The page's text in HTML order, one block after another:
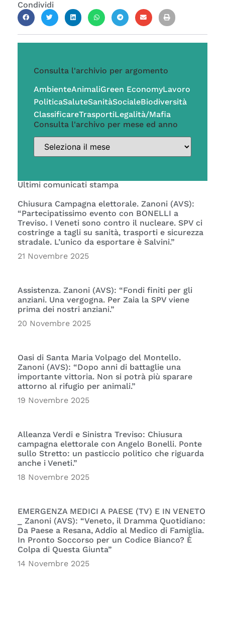
Condividi
Consulta l'archivio per argomento
AmbienteAnimaliGreen EconomyLavoro
PoliticaSaluteSanitàSocialeBiodiversità
ClassificareTrasportiLegalità/Mafia
Consulta l'archivo per mese ed anno
Ultimi comunicati stampa
Chiusura Campagna elettorale. Zanoni (AVS):
“Partecipatissimo evento con BONELLI a
Treviso. I Veneti sono contro il nucleare. SPV ci
costringe a tagli su sanità, trasporti e sicurezza
stradale. L’unico da esportare è Salvini.”
21 Novembre 2025
Assistenza. Zanoni (AVS): “Fondi finiti per gli
anziani. Una vergogna. Per Zaia la SPV viene
prima dei nostri anziani.”
20 Novembre 2025
Oasi di Santa Maria Volpago del Montello.
Zanoni (AVS): “Dopo anni di battaglie una
importante vittoria. Non si potrà più sparare
attorno al rifugio per animali.”
19 Novembre 2025
Alleanza Verdi e Sinistra Treviso: Chiusura
campagna elettorale con Angelo Bonelli. Ponte
sullo Stretto: un pasticcio politico che riguarda
anche i Veneti.”
18 Novembre 2025
EMERGENZA MEDICI A PAESE (TV) E IN VENETO
_ Zanoni (AVS): “Veneto, il Dramma Quotidiano:
Da Paese a Resana, Addio al Medico di Famiglia.
In Pronto Soccorso per un Codice Bianco? È
Colpa di Questa Giunta”
14 Novembre 2025